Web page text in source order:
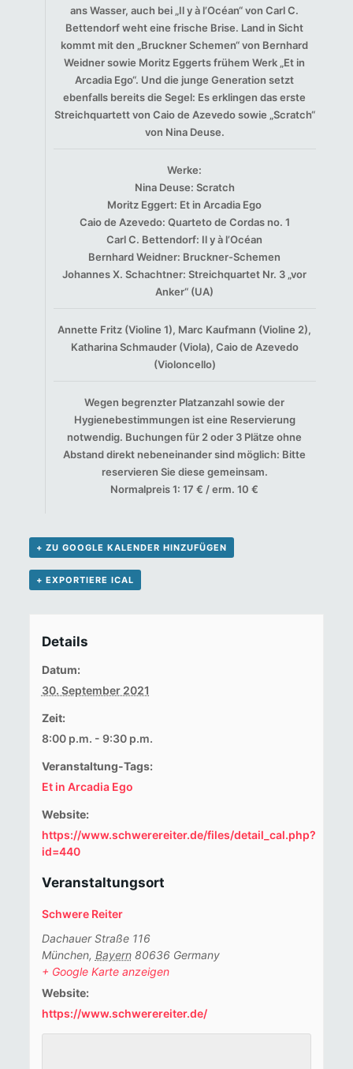
ans Wasser, auch bei „Il y à l’Océan“ von Carl C.
Bettendorf weht eine frische Brise. Land in Sicht
kommt mit den „Bruckner Schemen“ von Bernhard
Weidner sowie Moritz Eggerts frühem Werk „Et in
Arcadia Ego“. Und die junge Generation setzt
ebenfalls bereits die Segel: Es erklingen das erste
Streichquartett von Caio de Azevedo sowie „Scratch“
von Nina Deuse.
Werke:
Nina Deuse: Scratch
Moritz Eggert: Et in Arcadia Ego
Caio de Azevedo: Quarteto de Cordas no. 1
Carl C. Bettendorf: Il y à l’Océan
Bernhard Weidner: Bruckner-Schemen
Johannes X. Schachtner: Streichquartet Nr. 3 „vor
Anker“ (UA)
Annette Fritz (Violine 1), Marc Kaufmann (Violine 2),
Katharina Schmauder (Viola), Caio de Azevedo
(Violoncello)
Wegen begrenzter Platzanzahl sowie der
Hygienebestimmungen ist eine Reservierung
notwendig. Buchungen für 2 oder 3 Plätze ohne
Abstand direkt nebeneinander sind möglich: Bitte
reservieren Sie diese gemeinsam.
Normalpreis 1: 17 € / erm. 10 €
+ ZU GOOGLE KALENDER HINZUFÜGEN
+ EXPORTIERE ICAL
Details
Datum:
30. September 2021
Zeit:
8:00 p.m. - 9:30 p.m.
Veranstaltung-Tags:
Et in Arcadia Ego
Website:
https://www.schwerereiter.de/files/detail_cal.php?
id=440
Veranstaltungsort
Schwere Reiter
Dachauer Straße 116
München, Bayern 80636 Germany
+ Google Karte anzeigen
Website:
https://www.schwerereiter.de/